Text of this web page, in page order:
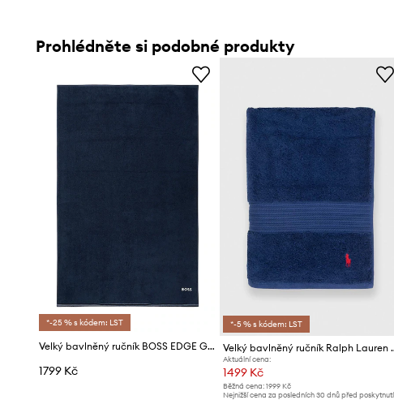
Prohlédněte si podobné produkty
*-25 % s kódem: LST
Velký bavlněný ručník BOSS EDGE Galaxy 100 x 150 cm
1799 Kč
*-5 % s kódem: LST
Velký bavlněný
Aktuální cena:
1499 Kč
Běžná cena:1999 Kč
Nejnižší cena za posledních 30 dnů před